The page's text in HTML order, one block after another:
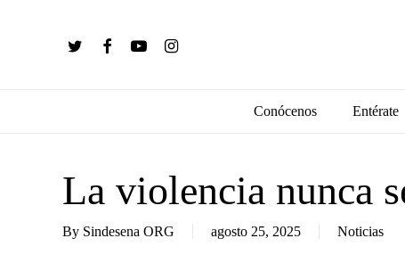
twitter facebookyoutubeinstagram
Conócenos Entérate
La violencia nunca
By Sindesena ORG agosto 25, 2025 Noticias